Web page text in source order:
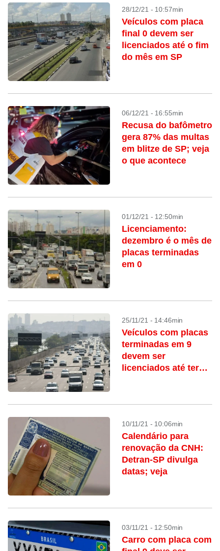
28/12/21 - 10:57min
Veículos com placa
final 0 devem ser
licenciados até o fim
do mês em SP
06/12/21 - 16:55min
Recusa do bafômetro
gera 87% das multas
em blitze de SP; veja
o que acontece
01/12/21 - 12:50min
Licenciamento:
dezembro é o mês de
placas terminadas
em 0
25/11/21 - 14:46min
Veículos com placas
terminadas em 9
devem ser
licenciados até terça
10/11/21 - 10:06min
Calendário para
renovação da CNH:
Detran-SP divulga
datas; veja
03/11/21 - 12:50min
Carro com placa com